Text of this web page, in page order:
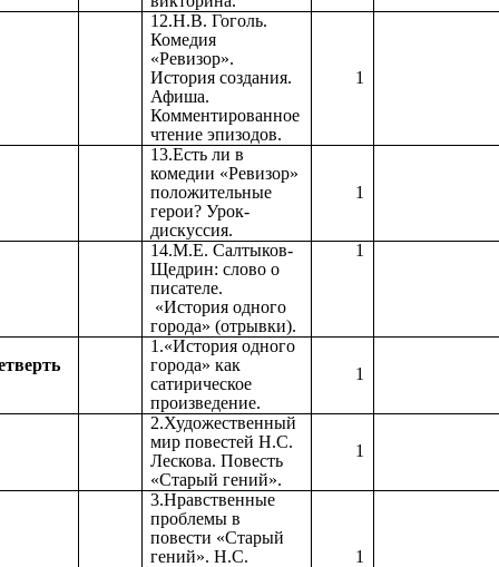
12.Н.В. Гоголь.
Комедия
«Ревизор».
История создания.
Афиша.
Комментированное
чтение эпизодов.
1
13.Есть ли в
комедии «Ревизор»
положительные
герои? Урок-
дискуссия.
1
14.М.Е. Салтыков-
Щедрин: слово о
писателе.
«История одного
города» (отрывки).
1
1.«История одного
города» как
сатирическое
произведение.
1
2.Художественный
мир повестей Н.С.
Лескова. Повесть
«Старый гений».
1
3.Нравственные
проблемы в
повести «Старый
гений». Н.С.
1